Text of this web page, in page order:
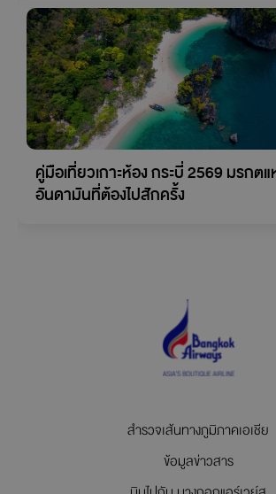
คู่มือเที่ยวเกาะห้อง กระบี่ 2569 มรกตแ
อันดามันที่ต้องไปสักครั้ง
สำรวจเส้นทางภูมิภาคเอเชีย
ข้อมูลข่าวสาร